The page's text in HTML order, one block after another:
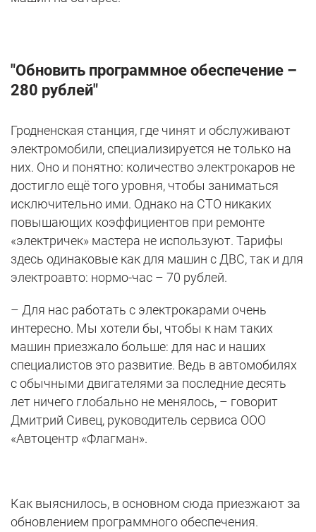
"Обновить программное обеспечение –
280 рублей"
Гродненская станция, где чинят и обслуживают
электромобили, специализируется не только на
них. Оно и понятно: количество электрокаров не
достигло ещё того уровня, чтобы заниматься
исключительно ими. Однако на СТО никаких
повышающих коэффициентов при ремонте
«электричек» мастера не используют. Тарифы
здесь одинаковые как для машин с ДВС, так и для
электроавто: нормо-час – 70 рублей.
– Для нас работать с электрокарами очень
интересно. Мы хотели бы, чтобы к нам таких
машин приезжало больше: для нас и наших
специалистов это развитие. Ведь в автомобилях
с обычными двигателями за последние десять
лет ничего глобально не менялось, – говорит
Дмитрий Сивец, руководитель сервиса ООО
«Автоцентр «Флагман».
Как выяснилось, в основном сюда приезжают за
обновлением программного обеспечения.